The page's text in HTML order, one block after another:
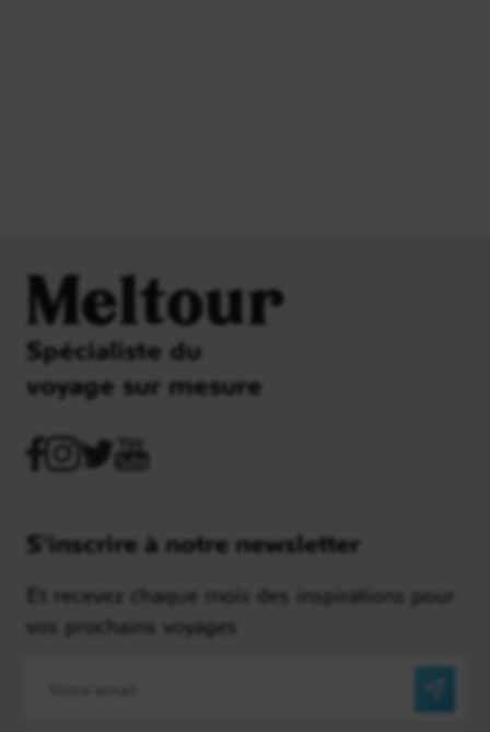
Meltour
Spécialiste du
voyage sur mesure
S'inscrire à notre newsletter
Et recevez chaque mois des inspirations pour
vos prochains voyages